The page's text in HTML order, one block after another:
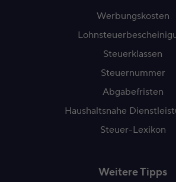
Werbungskosten
Steuerklassen
Steuernummer
Abgabefristen
Haushaltsnahe
Steuer-Lexikon
Weitere Tipps